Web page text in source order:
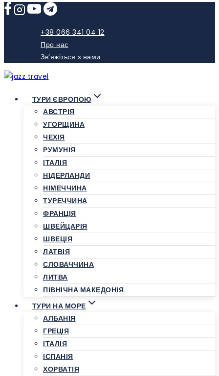
Skip
+38 066 341 04 12
Про нас
Зв’яжіться з нами
ТУРИ ЄВРОПОЮ
АВСТРІЯ
УГОРЩИНА
ЧЕХІЯ
РУМУНІЯ
ІТАЛІЯ
НІДЕРЛАНДИ
НІМЕЧЧИНА
ТУРЕЧЧИНА
ФРАНЦІЯ
ШВЕЙЦАРІЯ
ШВЕЦІЯ
ЛАТВІЯ
СЛОВАЧЧИНА
ЛИТВА
ПІВНІЧНА МАКЕДОНІЯ
ТУРИ НА МОРЕ
АЛБАНІЯ
ГРЕЦІЯ
ІТАЛІЯ
ІСПАНІЯ
ХОРВАТІЯ